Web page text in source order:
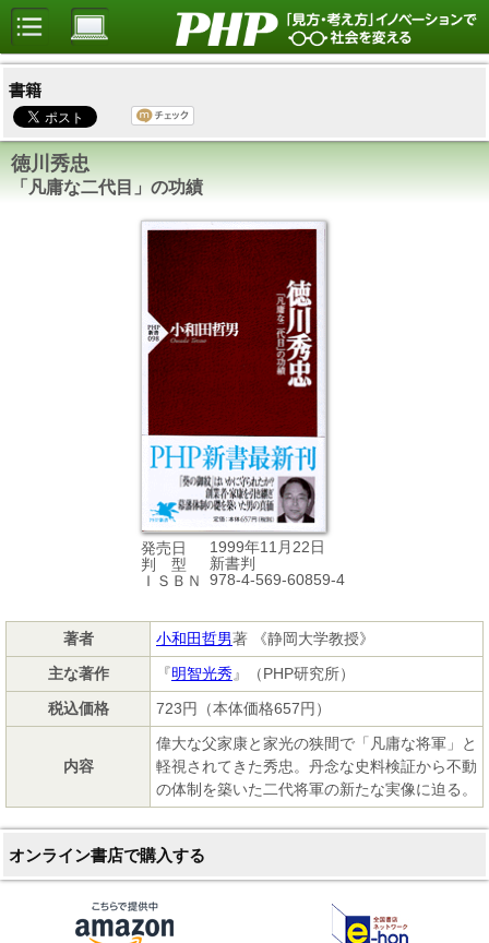
書籍
徳川秀忠
「凡庸な二代目」の功績
発売日
1999年11月22日
判 型
新書判
ＩＳＢＮ
978-4-569-60859-4
著者 小和田哲男著 《静岡大学教授》
主な著作
『明智光秀』（PHP研究所）
税込価格
723円（本体価格657円）
内容
偉大な父家康と家光の狭間で「凡庸な将軍」と
軽視されてきた秀忠。丹念な史料検証から不動
の体制を築いた二代将軍の新たな実像に迫る。
オンライン書店で購入する